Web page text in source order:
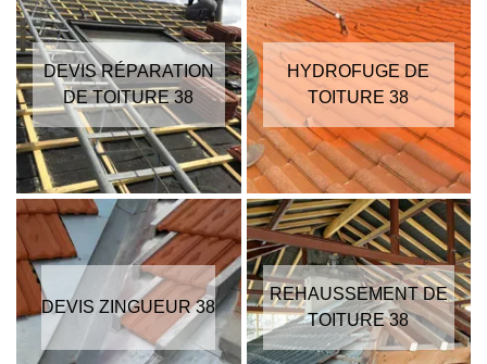
DEVIS RÉPARATION
DE TOITURE 38
HYDROFUGE DE
TOITURE 38
DEVIS ZINGUEUR 38
REHAUSSEMENT DE
TOITURE 38